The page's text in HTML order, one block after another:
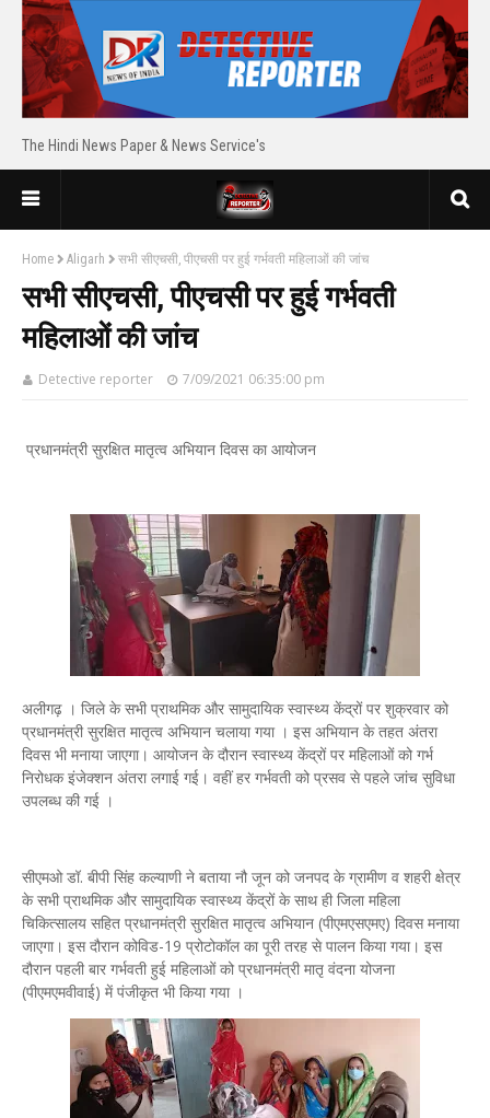
The Hindi News Paper & News Service's
Home Aligarh सभी सीएचसी, पीएचसी पर हुई गर्भवती महिलाओं की जांच
सभी सीएचसी, पीएचसी पर हुई गर्भवती
महिलाओं की जांच
Detective reporter 7/09/2021 06:35:00 pm
प्रधानमंत्री सुरक्षित मातृत्व अभियान दिवस का आयोजन
अलीगढ़ । जिले के सभी प्राथमिक और सामुदायिक स्वास्थ्य केंद्रों पर शुक्रवार को
प्रधानमंत्री सुरक्षित मातृत्व अभियान चलाया गया । इस अभियान के तहत अंतरा
दिवस भी मनाया जाएगा। आयोजन के दौरान स्वास्थ्य केंद्रों पर महिलाओं को गर्भ
निरोधक इंजेक्शन अंतरा लगाई गई। वहीं हर गर्भवती को प्रसव से पहले जांच सुविधा
उपलब्ध की गई ।
सीएमओ डॉ. बीपी सिंह कल्याणी ने बताया नौ जून को जनपद के ग्रामीण व शहरी क्षेत्र
के सभी प्राथमिक और सामुदायिक स्वास्थ्य केंद्रों के साथ ही जिला महिला
चिकित्सालय सहित प्रधानमंत्री सुरक्षित मातृत्व अभियान (पीएमएसएमए) दिवस मनाया
जाएगा। इस दौरान कोविड-19 प्रोटोकॉल का पूरी तरह से पालन किया गया। इस
दौरान पहली बार गर्भवती हुई महिलाओं को प्रधानमंत्री मातृ वंदना योजना
(पीएमएमवीवाई) में पंजीकृत भी किया गया ।